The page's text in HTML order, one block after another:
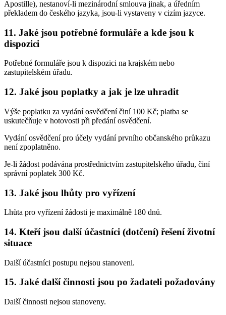
Apostille), nestanoví-li mezinárodní smlouva jinak, a úředním
překladem do českého jazyka, jsou-li vystaveny v cizím jazyce.
11. Jaké jsou potřebné formuláře a kde jsou k
dispozici
Potřebné formuláře jsou k dispozici na krajském nebo
zastupitelském úřadu.
12. Jaké jsou poplatky a jak je lze uhradit
Výše poplatku za vydání osvědčení činí 100 Kč; platba se
uskutečňuje v hotovosti při předání osvědčení.
Vydání osvědčení pro účely vydání prvního občanského průkazu
není zpoplatněno.
Je-li žádost podávána prostřednictvím zastupitelského úřadu, činí
správní poplatek 300 Kč.
13. Jaké jsou lhůty pro vyřízení
Lhůta pro vyřízení žádosti je maximálně 180 dnů.
14. Kteří jsou další účastníci (dotčení) řešení životní
situace
Další účastníci postupu nejsou stanoveni.
15. Jaké další činnosti jsou po žadateli požadovány
Další činnosti nejsou stanoveny.